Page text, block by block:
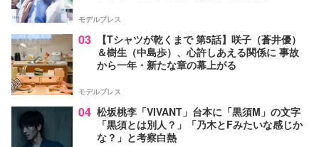
モデルプレス
03
【Tシャツが乾くまで 第5話】咲子（蒼井優）
＆樹生（中島歩）、心許しあえる関係に 事故
から一年・新たな章の幕上がる
モデルプレス
04 松坂桃李「VIVANT」台本に「黒須M」の文字
「黒須とは別人？」「乃木とFみたいな感じか
な？」と考察白熱